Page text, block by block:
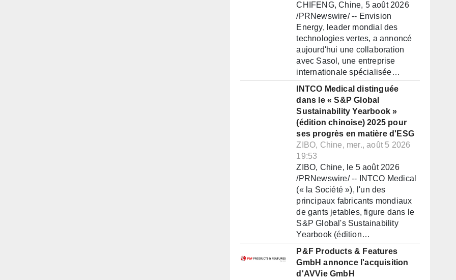
CHIFENG, Chine, 5 août 2026
/PRNewswire/ -- Envision
Energy, leader mondial des
technologies vertes, a annoncé
aujourd'hui une collaboration
avec Sasol, une entreprise
internationale spécialisée…
INTCO Medical distinguée
dans le « S&P Global
Sustainability Yearbook »
(édition chinoise) 2025 pour
ses progrès en matière d'ESG
ZIBO, Chine, mer., août 5 2026
19:53
ZIBO, Chine, le 5 août 2026
/PRNewswire/ -- INTCO Medical
(« la Société »), l'un des
principaux fabricants mondiaux
de gants jetables, figure dans le
S&P Global's Sustainability
Yearbook (édition…
P&F Products & Features
GmbH annonce l'acquisition
d'AVVie GmbH